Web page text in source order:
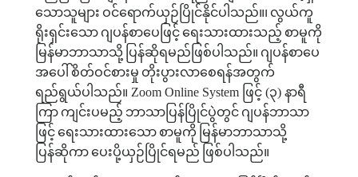
သောသူများ ဝင်ရောက်ယှဉ်ပြိုင်နိုင်ပါသည်။၊ လွယ်ကူ
ရိုးရှင်းသော ဂျပန်စာပေဖြင့် ရေးသားထားသည့် စာမူကို
မြန်မာဘာသာသို့ ပြန်ဆိုရမည်ဖြစ်ပါသည်။ ဂျပန်စာပေ
အပေါ် စိတ်ဝင်စားမှု တိုးပွားလာစေရန်အတွက်
ရည်ရွယ်ပါသည်။ Zoom Online System ဖြင့် (၃)နာရီ
ကြာ ကျင်းပမည့် ဘာသာပြန်ပြိုင်ပွဲတွင် ဂျပန်ဘာသာ
ဖြင့် ရေးသားထားသော စာမူကို မြန်မာဘာသာသို့
ပြန်ဆိုကာ ပေးပို့ယှဉ်ပြိုင်ရမည် ဖြစ်ပါသည်။